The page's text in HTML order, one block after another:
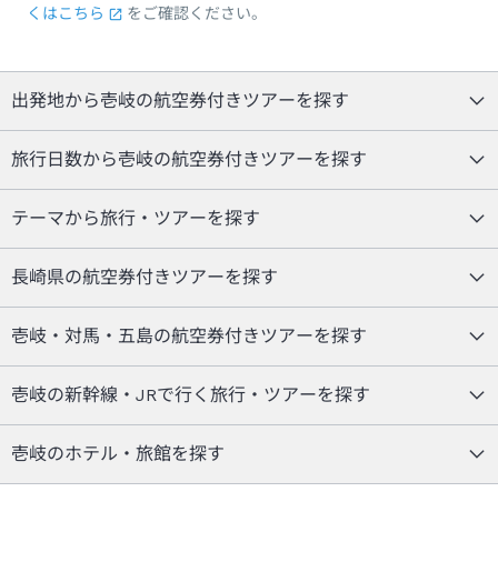
くはこちら
をご確認ください。
出発地から壱岐の航空券付きツアーを探す
旅行日数から壱岐の航空券付きツアーを探す
テーマから旅行・ツアーを探す
長崎県の航空券付きツアーを探す
壱岐・対馬・五島の航空券付きツアーを探す
壱岐の新幹線・JRで行く旅行・ツアーを探す
壱岐のホテル・旅館を探す